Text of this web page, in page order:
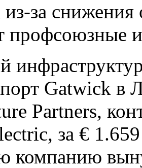
из-за
профсоюзные
Gatwick в
Partners,
за €
компанию